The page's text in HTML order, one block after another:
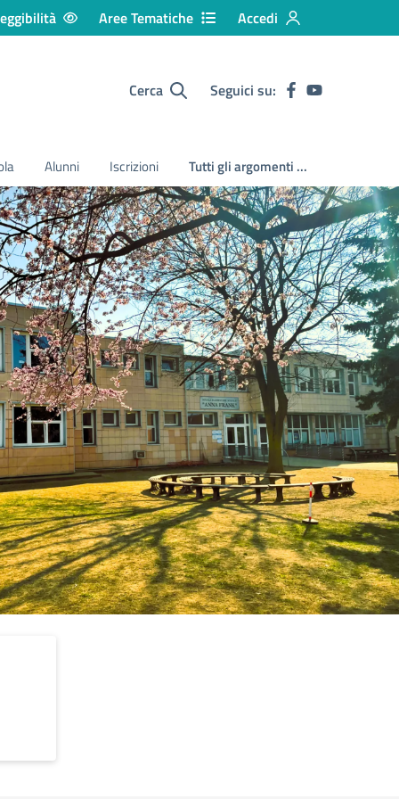
Aree Tematiche Accedi
Cerca Seguici su:
Alunni Iscrizioni Tutti gli argomenti ...